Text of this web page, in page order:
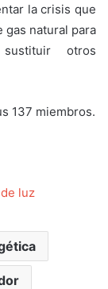
la crisis que
gas natural para
otros
137 miembros.
luz